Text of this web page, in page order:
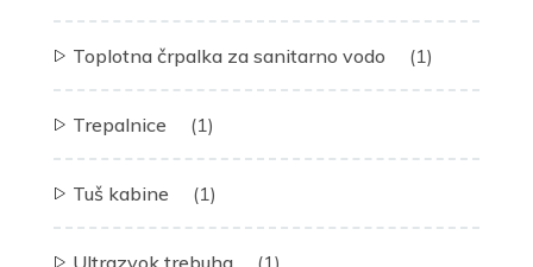
Toplotna črpalka za sanitarno vodo (1)
Trepalnice (1)
Tuš kabine (1)
Ultrazvok trebuha (1)